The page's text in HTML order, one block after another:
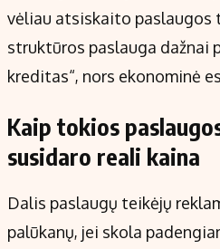
vėliau atsiskaito paslaugos
struktūros paslauga dažnai
kreditas“, nors ekonominė
Kaip tokios
susidaro reali kaina
Dalis paslaugų teikėjų
palūkanų, jei skola